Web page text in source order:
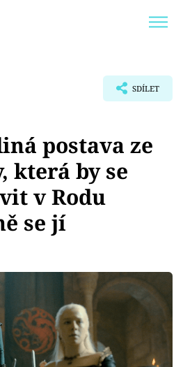
SDÍLET
postava ze
která by se
v Rodu
se jí